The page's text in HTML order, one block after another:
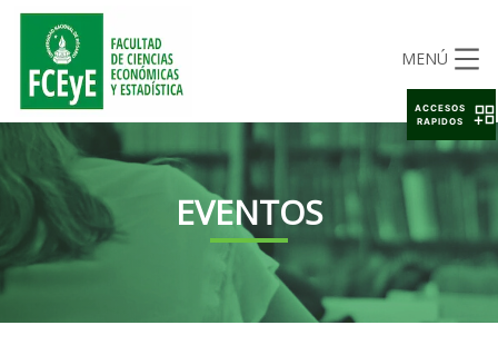
MENÚ
EVENTOS
ACCESOS
RAPIDOS